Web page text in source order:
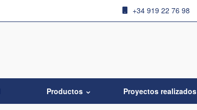
+34 919 22 76 98
Productos Proyectos realizados